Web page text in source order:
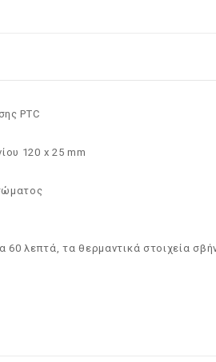
PTC
120 x 25 mm
60 λεπτά, τα θερμαντικά στοιχεία